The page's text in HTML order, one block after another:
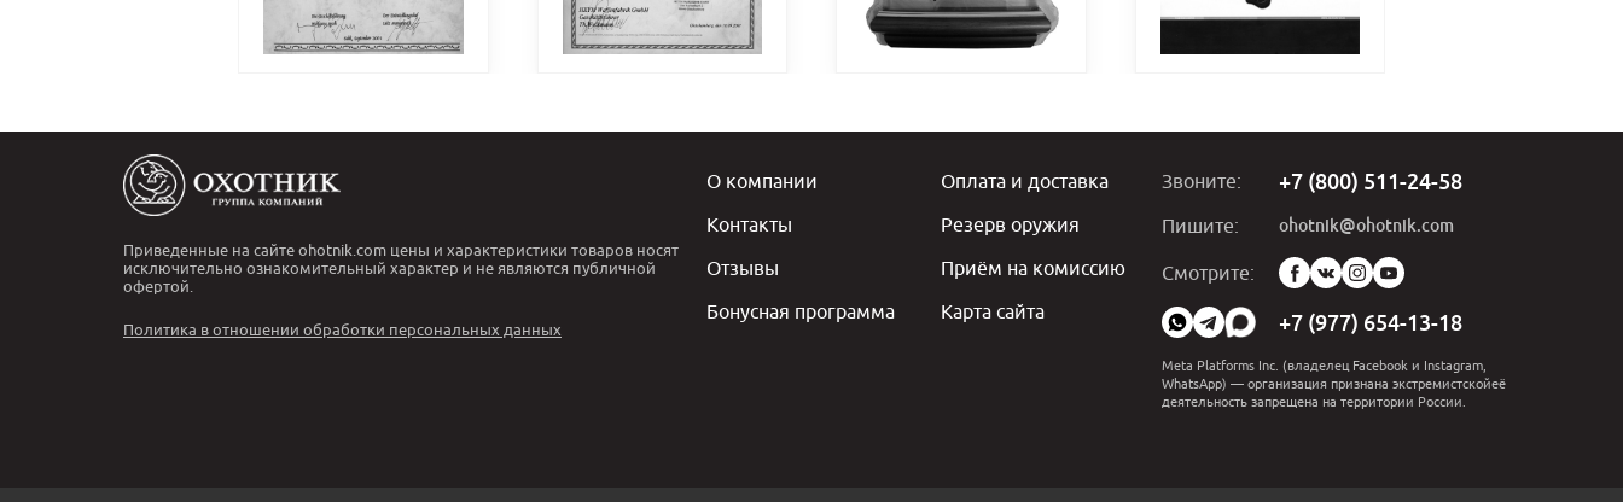
Приведенные на сайте ohotnik.com цены и характеристики товаров носят
исключительно ознакомительный характер и не являются публичной
офертой.
Политика в отношении обработки персональных данных
О компании
Контакты
Отзывы
Бонусная программа
Оплата и доставка
Резерв оружия
Приём на комиссию
Карта сайта
Звоните: +7 (800) 511-24-58
Пишите: ohotnik@ohotnik.com
Смотрите:
Мы
в
социальных
сетях:
+7 (977) 654-13-18
Meta Platforms Inc. (владелец Facebook и Instagram,
WhatsApp) — организация признана экстремистскойеё
деятельность запрещена на территории России.